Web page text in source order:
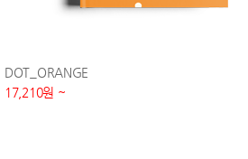
DOT_ORANGE
17,210원 ~